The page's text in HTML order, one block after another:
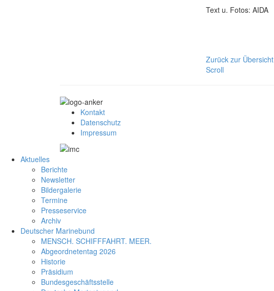
Text u. Fotos: AIDA
Zurück zur Übersicht
Scroll
Kontakt
Datenschutz
Impressum
Aktuelles
Berichte
Newsletter
Bildergalerie
Termine
Presseservice
Archiv
Deutscher Marinebund
MENSCH. SCHIFFFAHRT. MEER.
Abgeordnetentag 2026
Historie
Präsidium
Bundesgeschäftsstelle